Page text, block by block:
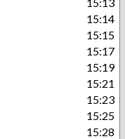
15:14
15:15
15:17
15:19
15:21
15:23
15:25
15:28